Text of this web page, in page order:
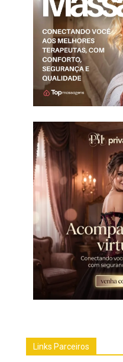
Links Parceiros